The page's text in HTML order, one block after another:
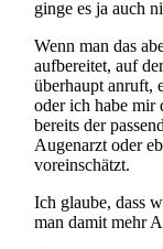
ginge es ja auch
Wenn man das
aufbereitet, auf
überhaupt anruft,
oder ich habe mir
bereits der
Augenarzt oder
voreinschätzt.
Ich glaube, dass
man damit mehr